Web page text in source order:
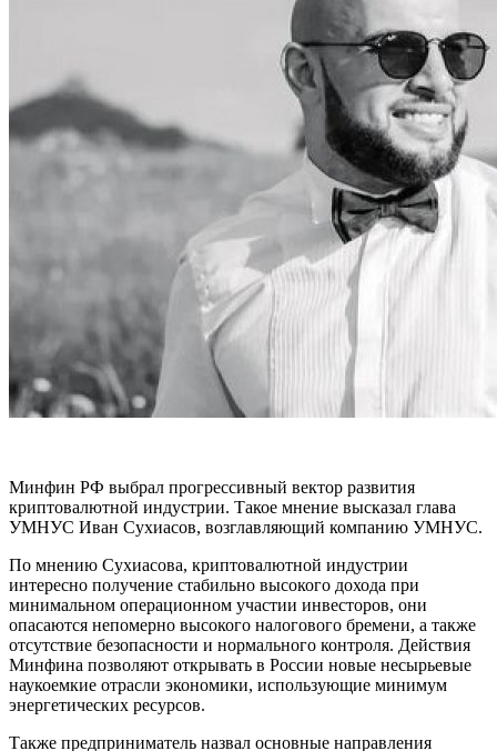
Минфин РФ выбрал прогрессивный вектор развития
криптовалютной индустрии. Такое мнение высказал глава
УМНУС Иван Сухиасов, возглавляющий компанию УМНУС.
По мнению Сухиасова, криптовалютной индустрии
интересно получение стабильно высокого дохода при
минимальном операционном участии инвесторов, они
опасаются непомерно высокого налогового бремени, а также
отсутствие безопасности и нормального контроля. Действия
Минфина позволяют открывать в России новые несырьевые
наукоемкие отрасли экономики, использующие минимум
энергетических ресурсов.
Также предприниматель назвал основные направления